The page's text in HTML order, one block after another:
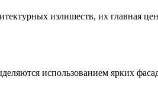
излишеств, их главная
использованием ярких